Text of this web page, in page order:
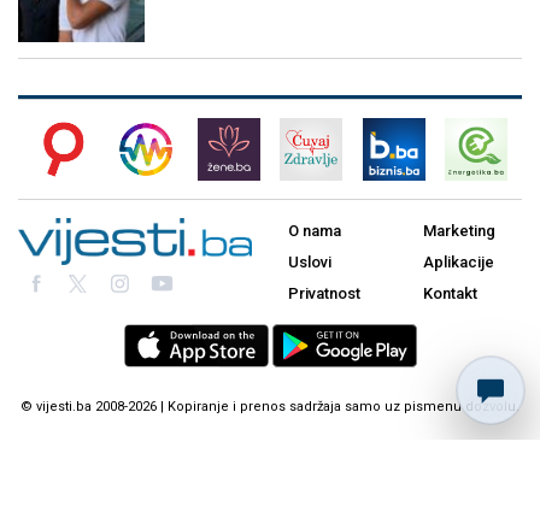
O nama
Uslovi
Privatnost
Marketing
Aplikacije
Kontakt
© vijesti.ba 2008-2026 | Kopiranje i prenos sadržaja samo uz pismenu dozvolu.